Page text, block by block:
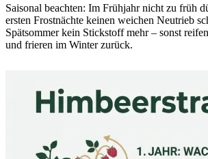
Saisonal beachten: Im Frühjahr nicht zu früh
ersten Frostnächte keinen weichen Neutrieb
Spätsommer kein Stickstoff mehr – sonst
und frieren im Winter zurück.